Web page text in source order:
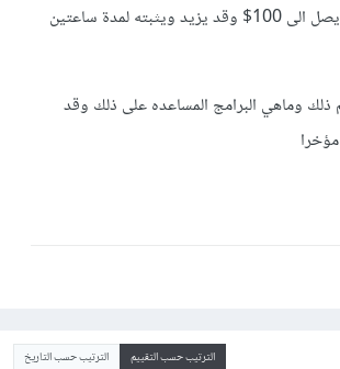
مقابل مبلغ مالي قد يصل الى 100$ وقد يزيد ويثبته لمدة ساعتين
ذلك وماهي البرامج المساعده على ذلك وقد
الترتيب حسب التقييم الترتيب حسب التاريخ